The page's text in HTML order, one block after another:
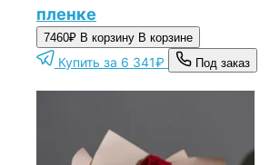
пленке
7460₽ В корзину В корзине
Купить за 6 341₽ Под заказ